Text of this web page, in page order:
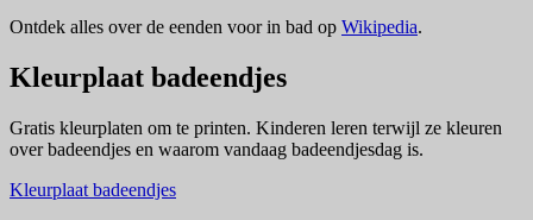
Ontdek alles over de eenden voor in bad op Wikipedia.
Kleurplaat badeendjes
Gratis kleurplaten om te printen. Kinderen leren terwijl ze kleuren
over badeendjes en waarom vandaag badeendjesdag is.
Kleurplaat badeendjes